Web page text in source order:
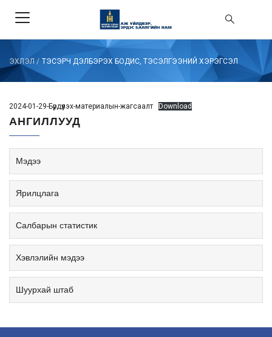
ЭХЛЭЛ / ТЭСЭРЧ ДЭЛБЭРЭХ БОДИС, ТЭСЭЛГЭЭНИЙ ХЭРЭГСЭЛ
2024-01-29-Бүрдүүлэх-материалын-жагсаалт Download
АНГИЛЛУУД
Мэдээ
Ярилцлага
Салбарын статистик
Хэвлэлийн мэдээ
Шуурхай штаб